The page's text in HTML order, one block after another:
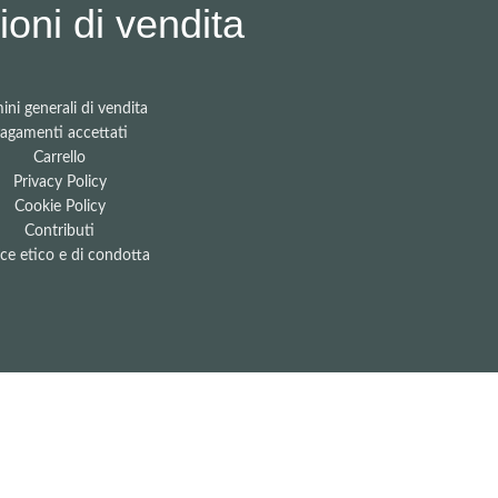
di vendita
generali di vendita
accettati
Carrello
Privacy Policy
Cookie Policy
Contributi
etico e di condotta